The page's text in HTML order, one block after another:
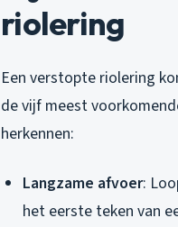
riolering
Een verstopte riolering
de vijf meest
herkennen:
Langzame afvoer:
het eerste teken van